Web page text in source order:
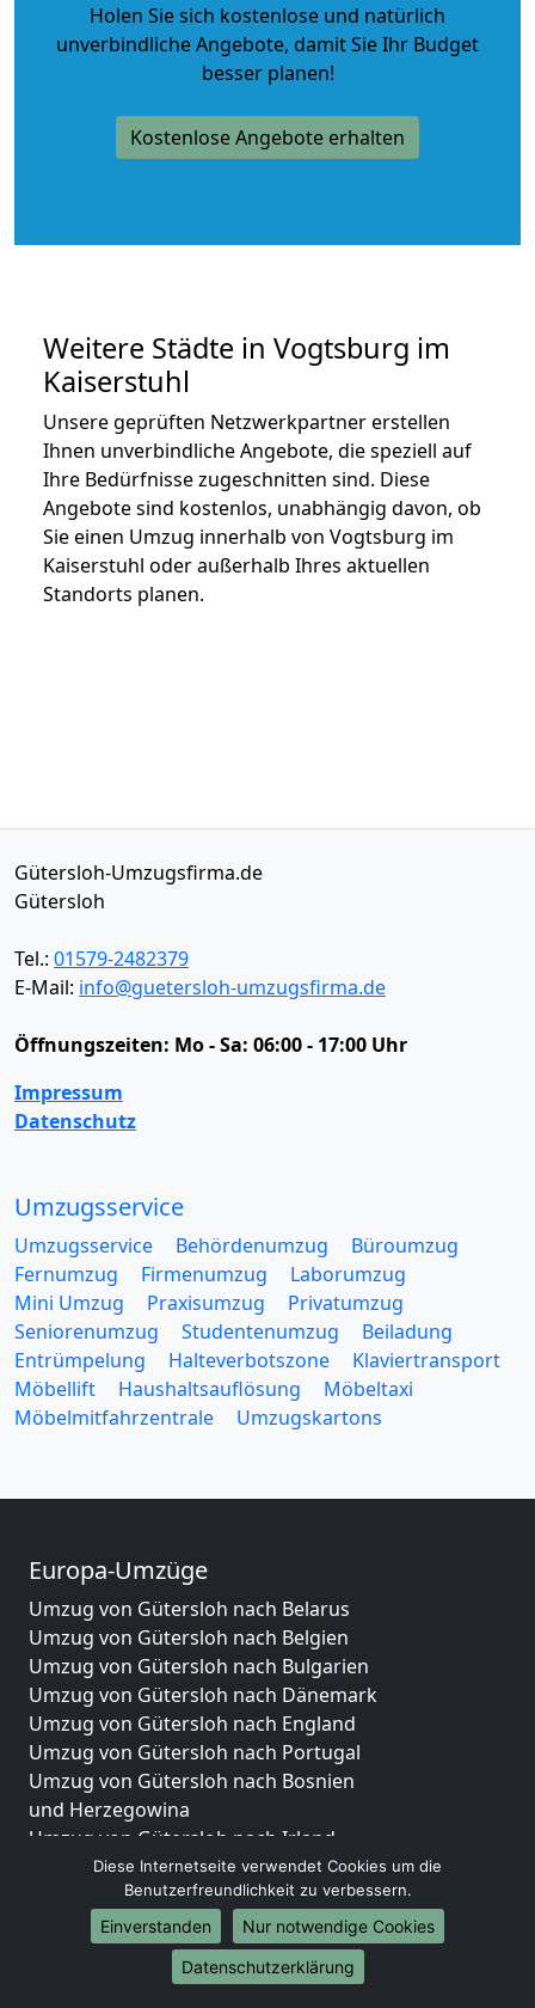
Holen Sie sich kostenlose und natürlich
unverbindliche Angebote, damit Sie Ihr Budget
besser planen!
Kostenlose Angebote erhalten
Weitere Städte in Vogtsburg im
Kaiserstuhl
Unsere geprüften Netzwerkpartner erstellen
Ihnen unverbindliche Angebote, die speziell auf
Ihre Bedürfnisse zugeschnitten sind. Diese
Angebote sind kostenlos, unabhängig davon, ob
Sie einen Umzug innerhalb von Vogtsburg im
Kaiserstuhl oder außerhalb Ihres aktuellen
Standorts planen.
Gütersloh-Umzugsfirma.de
Gütersloh
Tel.: 01579-2482379
E-Mail: info@guetersloh-umzugsfirma.de
Öffnungszeiten: Mo - Sa: 06:00 - 17:00 Uhr
Impressum
Datenschutz
Umzugsservice
Umzugsservice Behördenumzug
Büroumzug
Fernumzug
Firmenumzug
Laborumzug
Mini Umzug
Praxisumzug
Privatumzug
Seniorenumzug
Studentenumzug
Beiladung
Entrümpelung
Halteverbotszone
Klaviertransport
Möbellift
Haushaltsauflösung
Möbeltaxi
Möbelmitfahrzentrale
Umzugskartons
Europa-Umzüge
Umzug von Gütersloh nach Belarus
Umzug von Gütersloh nach Belgien
Umzug von Gütersloh nach Bulgarien
Umzug von Gütersloh nach Dänemark
Umzug von Gütersloh nach England
Umzug von Gütersloh nach Portugal
Umzug von Gütersloh nach Bosnien
und Herzegowina
Umzug von Gütersloh nach Irland
Umzug von Gütersloh nach Lettland
Umzug von Gütersloh nach Zypern
Umzug von Gütersloh nach Kroatien
Umzug von Gütersloh nach Estland
Umzug von Gütersloh nach Finnland
Diese Internetseite verwendet Cookies um die
Benutzerfreundlichkeit zu verbessern.
Einverstanden
Nur notwendige Cookies
Datenschutzerklärung